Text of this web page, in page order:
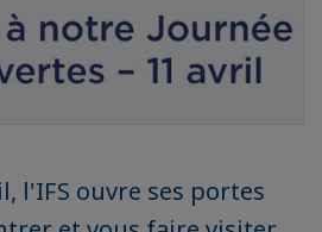
l'IFS ouvre ses portes